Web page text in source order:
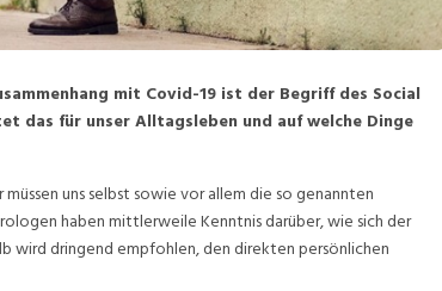
mit Covid-19 ist der Begriff des Social
das für unser Alltagsleben und auf welche Dinge
uns selbst sowie vor allem die so genannten
haben mittlerweile Kenntnis darüber, wie sich der
wird dringend empfohlen, den direkten persönlichen